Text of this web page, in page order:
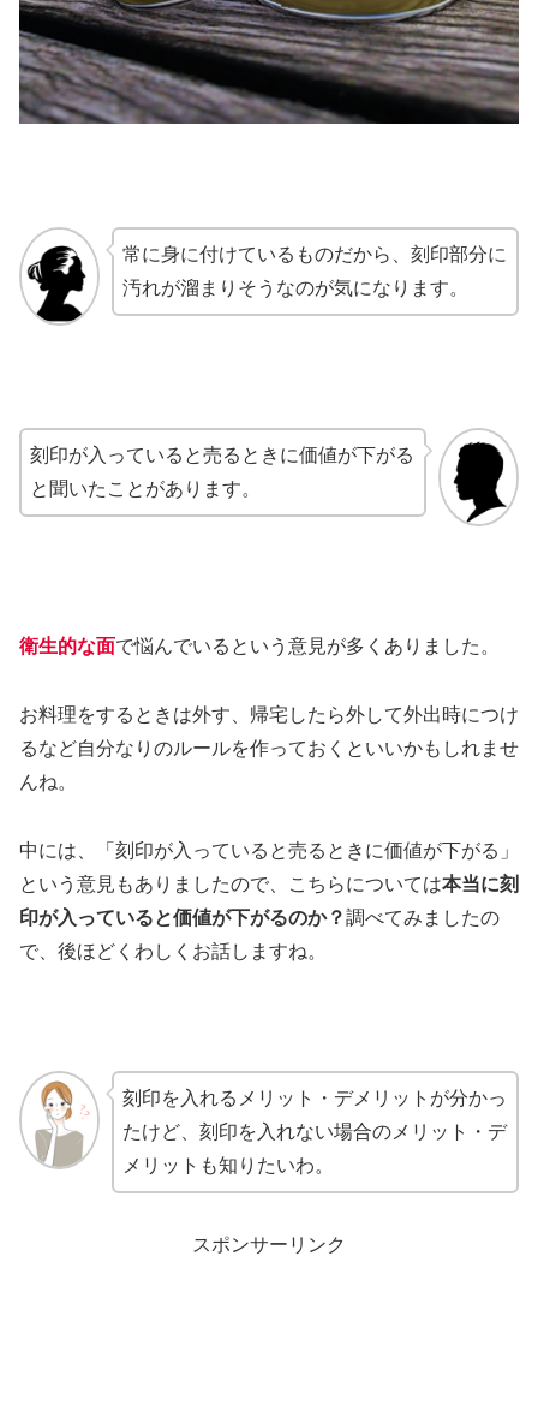
常に身に付けているものだから、刻印部分に
汚れが溜まりそうなのが気になります。
刻印が入っていると売るときに価値が下がる
と聞いたことがあります。
衛生的な面で悩んでいるという意見が多くありました。
お料理をするときは外す、帰宅したら外して外出時につけ
るなど自分なりのルールを作っておくといいかもしれませ
んね。
中には、「刻印が入っていると売るときに価値が下がる」
という意見もありましたので、こちらについては本当に刻
印が入っていると価値が下がるのか？調べてみましたの
で、後ほどくわしくお話しますね。
刻印を入れるメリット・デメリットが分かっ
たけど、刻印を入れない場合のメリット・デ
メリットも知りたいわ。
スポンサーリンク